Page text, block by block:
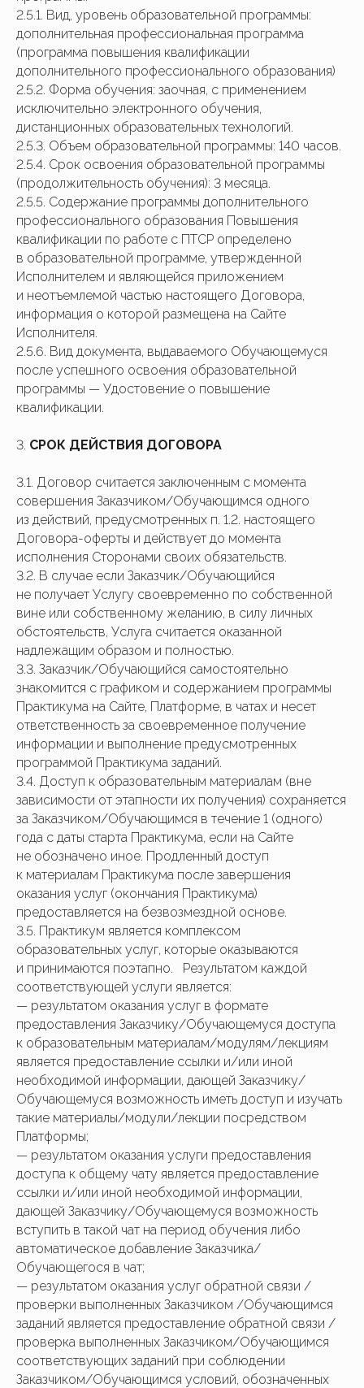
2.5.1. Вид, уровень образовательной программы:
дополнительная профессиональная программа
(программа повышения квалификации
дополнительного профессионального образования)
2.5.2. Форма обучения: заочная, с применением
исключительно электронного обучения,
дистанционных образовательных технологий.
2.5.3. Объем образовательной программы: 140 часов.
2.5.4. Срок освоения образовательной программы
(продолжительность обучения): 3 месяца.
2.5.5. Содержание программы дополнительного
профессионального образования Повышения
квалификации по работе с ПТСР определено
в образовательной программе, утвержденной
Исполнителем и являющейся приложением
и неотъемлемой частью настоящего Договора,
информация о которой размещена на Сайте
Исполнителя.
2.5.6. Вид документа, выдаваемого Обучающемуся
после успешного освоения образовательной
программы — Удостовение о повышение
квалификации.
3. СРОК ДЕЙСТВИЯ ДОГОВОРА
3.1. Договор считается заключенным с момента
совершения Заказчиком/Обучающимся одного
из действий, предусмотренных п. 1.2. настоящего
Договора-оферты и действует до момента
исполнения Сторонами своих обязательств.
3.2. В случае если Заказчик/Обучающийся
не получает Услугу своевременно по собственной
вине или собственному желанию, в силу личных
обстоятельств, Услуга считается оказанной
надлежащим образом и полностью.
3.3. Заказчик/Обучающийся самостоятельно
знакомится с графиком и содержанием программы
Практикума на Сайте, Платформе, в чатах и несет
ответственность за своевременное получение
информации и выполнение предусмотренных
программой Практикума заданий.
3.4. Доступ к образовательным материалам (вне
зависимости от этапности их получения) сохраняется
за Заказчиком/Обучающимся в течение 1 (одного)
года с даты старта Практикума, если на Сайте
не обозначено иное. Продленный доступ
к материалам Практикума после завершения
оказания услуг (окончания Практикума)
предоставляется на безвозмездной основе.
3.5. Практикум является комплексом
образовательных услуг, которые оказываются
и принимаются поэтапно. Результатом каждой
соответствующей услуги является:
— результатом оказания услуг в формате
предоставления Заказчику/Обучающемуся доступа
к образовательным материалам/модулям/лекциям
является предоставление ссылки и/или иной
необходимой информации, дающей Заказчику/
Обучающемуся возможность иметь доступ и изучать
такие материалы/модули/лекции посредством
Платформы;
— результатом оказания услуги предоставления
доступа к общему чату является предоставление
ссылки и/или иной необходимой информации,
дающей Заказчику/Обучающемуся возможность
вступить в такой чат на период обучения либо
автоматическое добавление Заказчика/
Обучающегося в чат;
— результатом оказания услуг обратной связи /
проверки выполненных Заказчиком /Обучающимся
заданий является предоставление обратной связи /
проверка выполненных Заказчиком/Обучающимся
соответствующих заданий при соблюдении
Заказчиком/Обучающимся условий, обозначенных